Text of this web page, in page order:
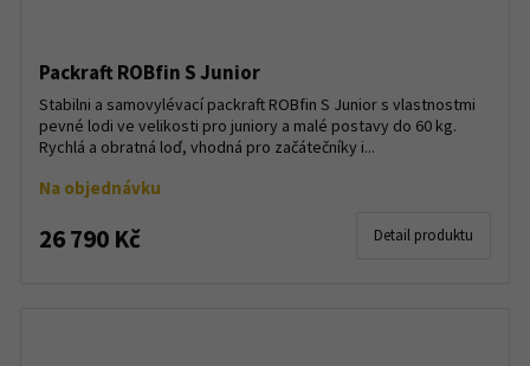
Packraft ROBfin S Junior
Stabilni a samovylévací packraft ROBfin S Junior s vlastnostmi
pevné lodi ve velikosti pro juniory a malé postavy do 60 kg.
Rychlá a obratná loď, vhodná pro začátečníky i...
Na objednávku
26 790 Kč Detail produktu